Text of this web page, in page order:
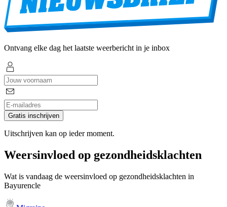
Ontvang elke dag het laatste weerbericht in je inbox
Gratis inschrijven
Uitschrijven kan op ieder moment.
Weersinvloed op gezondheidsklachten
Wat is vandaag de weersinvloed op gezondheidsklachten in
Bayurencle